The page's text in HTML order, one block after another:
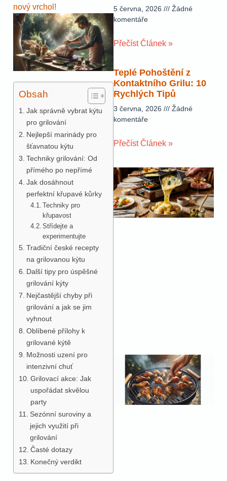
nový vrchol!
Obsah
Jak správně vybrat kýtu
pro grilování
Nejlepší marinády pro
šťavnatou kýtu
Techniky grilování: Od
přímého po nepřímé
Jak dosáhnout
perfektní křupavé kůrky
Techniky pro
křupavost
Střídejte a
experimentujte
Tradiční české recepty
na grilovanou kýtu
Další tipy pro úspěšné
grilování kýty
Nejčastější chyby při
grilování a jak se jim
vyhnout
Oblíbené přílohy k
grilované kýtě
Možnosti uzení pro
intenzivní chuť
Grilovací akce: Jak
uspořádat skvělou
party
Sezónní suroviny a
jejich využití při
grilování
Časté dotazy
Konečný verdikt
5 června, 2026
Žádné
komentáře
Přečíst Článek »
Teplé Pohoštění z
Kontaktního Grilu: 10
Rychlých Tipů
3 června, 2026
Žádné
komentáře
Přečíst Článek »